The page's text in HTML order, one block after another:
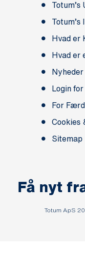
Totum’s
Totum’s
Hvad er
Hvad er
Nyheder
Login
For
Cookies
Sitemap
Få nyt
Totum ApS